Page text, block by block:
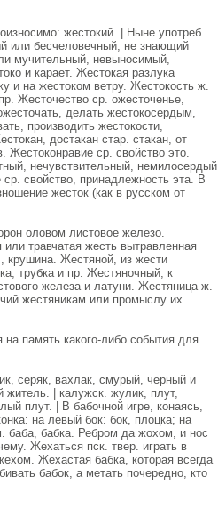
жестокий. | Ныне употреб.
или бесчеловечный, не знающий
мучительный, невыносимый,
и карает. Жестокая разлука
и на жестоком ветру. Жестокость ж.
Жесточество ср. ожесточенье,
делать жестокосердым,
производить жестокости,
достакан стар. стакан, от
Жестоконравие ср. свойство это.
нечувствительный, немилосердый
свойство, принадлежность эта. В
жесток (как в русском от
оловом листовое железо.
травчатая жесть вытравленная
крушина. Жестяной, из жести
трубка и пр. Жестяночный, к
железа и латуни. Жестяница ж.
жестяникам или промыслу их
память какого-либо события для
серяк, вахлак, смурый, черный и
| калужск. жулик, плут,
плут. | В бабочной игре, конаясь,
на левый бок: бок, плоцка; на
баба, бабка. Ребром да жохом, и нос
Жехаться пск. твер. играть в
Жехастая бабка, которая всегда
бабок, а метать почередно, кто